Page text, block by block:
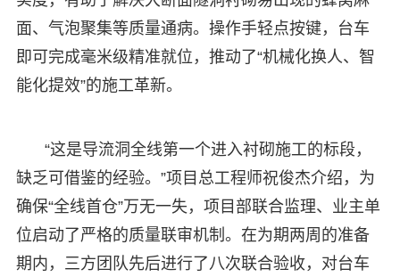
面、气泡聚集等质量通病。操作手轻点按键，台车
即可完成毫米级精准就位，推动了“机械化换人、智
能化提效”的施工革新。
“这是导流洞全线第一个进入衬砌施工的标段，
缺乏可借鉴的经验。”项目总工程师祝俊杰介绍，为
确保“全线首仓”万无一失，项目部联合监理、业主单
位启动了严格的质量联审机制。在为期两周的准备
期内，三方团队先后进行了八次联合验收，对台车